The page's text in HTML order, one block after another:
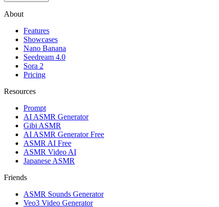
About
Features
Showcases
Nano Banana
Seedream 4.0
Sora 2
Pricing
Resources
Prompt
AI ASMR Generator
Gibi ASMR
AI ASMR Generator Free
ASMR AI Free
ASMR Video AI
Japanese ASMR
Friends
ASMR Sounds Generator
Veo3 Video Generator